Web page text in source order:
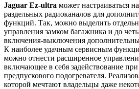
Jaguar Ez-ultra может настраиваться
раздельных радиоканалов для
функций. Так, можно выделить
управления замком багажника и до
включения-выключения
К наиболее удачным сервисным
можно отнести расширенное
включающее в себя задействование
предпускового подогревателя.
которой мечтают владельцы даже